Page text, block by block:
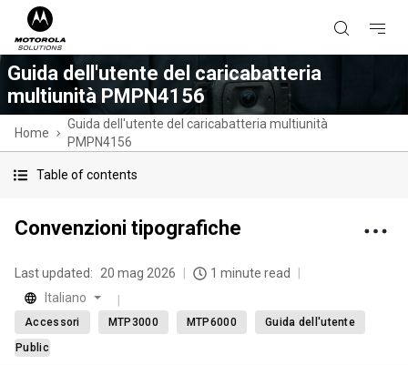
Guida dell'utente del caricabatteria
multiunità PMPN4156
Home
Guida dell'utente del caricabatteria multiunità
PMPN4156
Table of contents
Convenzioni tipografiche
Last updated: 20 mag 2026
1 minute read
Italiano
Accessori MTP3000 MTP6000
Guida dell'utente
Public